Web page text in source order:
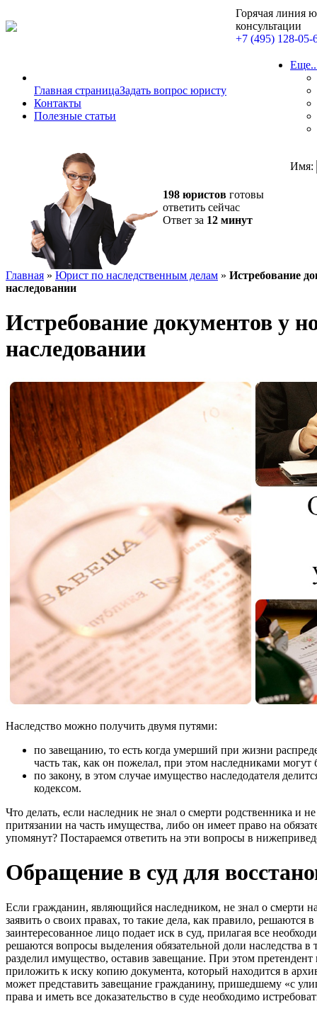
Горячая линия
консультации
+7 (495) 128-05-
Главная страницаЗадать вопрос юристу
Контакты
Полезные статьи
198 юристов готовы
ответить сейчас
Ответ за 12 минут
Имя:
Главная » Юрист по наследственным делам » Истребование
наследовании
Истребование документов у
наследовании
Наследство можно получить двумя путями:
по завещанию, то есть когда умерший при жизни
часть так, как он пожелал, при этом наследниками
по закону, в этом случае имущество наследодателя
кодексом.
Что делать, если наследник не знал о смерти родственника и
притязании на часть имущества, либо он имеет право на
упомянут? Постараемся ответить на эти вопросы в
Обращение в суд для
Если гражданин, являющийся наследником, не знал о смерти
заявить о своих правах, то такие дела, как правило, решаются
заинтересованное лицо подает иск в суд, прилагая все
решаются вопросы выделения обязательной доли наследства в
разделил имущество, оставив завещание. При этом претендент
приложить к иску копию документа, который находится в
может представить завещание гражданину, пришедшему «с
права и иметь все доказательство в суде необходимо